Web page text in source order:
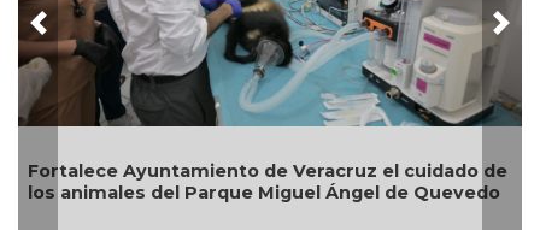
Fortalece Ayuntamiento de Veracruz el cuidado de
los animales del Parque Miguel Ángel de Quevedo
Previous